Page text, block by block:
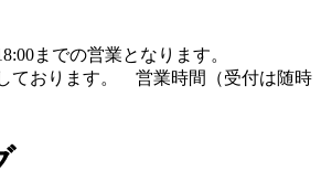
までの営業となります。
ております。 営業時間（受付は随時